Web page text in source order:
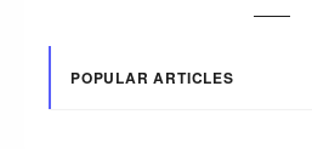
POPULAR ARTICLES